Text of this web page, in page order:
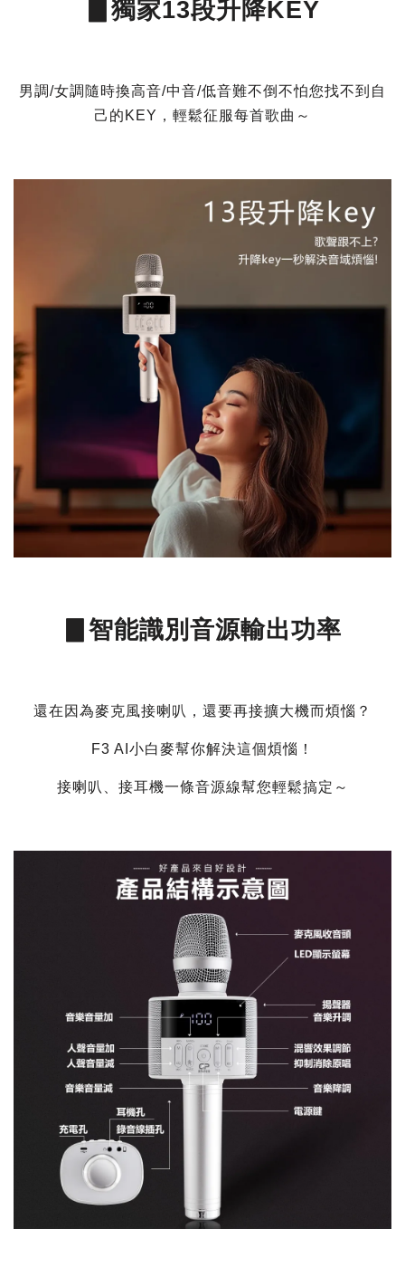
▊獨家13段升降KEY
男調/女調隨時換高音/中音/低音難不倒不怕您找不到自
己的KEY，輕鬆征服每首歌曲～
▊智能識別音源輸出功率
還在因為麥克風接喇叭，還要再接擴大機而煩惱？
F3 AI小白麥幫你解決這個煩惱！
接喇叭、接耳機一條音源線幫您輕鬆搞定～